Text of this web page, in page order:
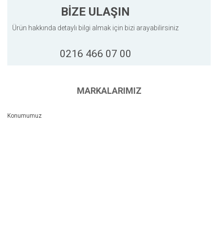
BİZE ULAŞIN
Ürün hakkında detaylı bilgi almak için bizi arayabilirsiniz
0216 466 07 00
MARKALARIMIZ
Konumumuz